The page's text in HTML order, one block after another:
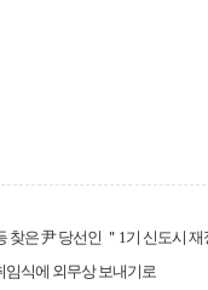
찾은 尹 당선인 ＂1기 신도시
임식에 외무상 보내기로